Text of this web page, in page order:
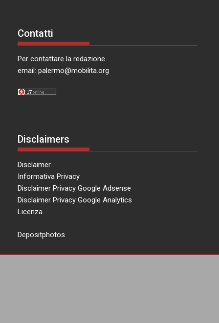
Contatti
Per contattare la redazione
email:palermo@mobilita.org
Disclaimers
Disclaimer
Informativa Privacy
Disclaimer Privacy Google Adsense
Disclaimer Privacy Google Analytics
Licenza
Depositphotos